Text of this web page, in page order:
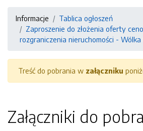
Informacje
Tablica ogłoszeń
Zaproszenie do złożenia oferty
rozgraniczenia nieruchomości - Wólka
Treść do pobrania w załączniku
Załączniki do